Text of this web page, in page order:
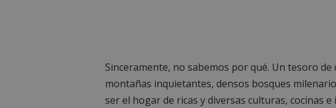
Sinceramente, no sabemos por qué. Un tesoro de
montañas inquietantes, densos bosques
ser el hogar de ricas y diversas culturas, cocinas